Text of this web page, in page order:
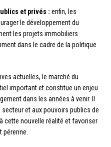
et privés : enfin, les
le développement du
les projets immobiliers
dans le cadre de la politique
actuelles, le marché du
important et constitue un enjeu
dans les années à venir. Il
et aux pouvoirs publics de
cette nouvelle réalité et favoriser
pérenne.